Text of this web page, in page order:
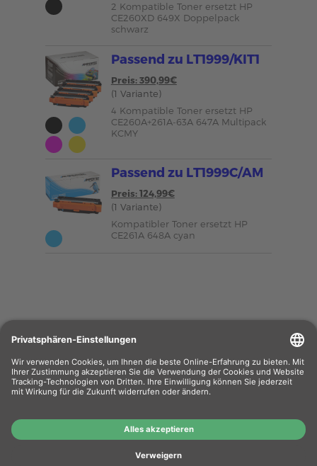
2 Kompatible Toner ersetzt HP
CE260XD 649X Doppelpack
schwarz
Passend zu LT1999/KIT1
Preis: 390,99€
(1 Variante)
4 Kompatible Toner ersetzt HP
CE260A+261A-63A 647A Multipack
KCMY
Passend zu LT1999C/AM
Preis: 124,99€
(1 Variante)
Kompatibler Toner ersetzt HP
CE261A 648A cyan
Wiederverkäufer: Das Angebot unseres Web-
Shops richtet sich nicht an Wiederverkäufer.